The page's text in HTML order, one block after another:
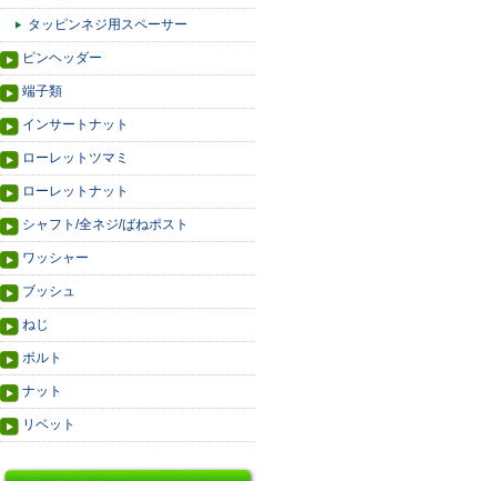
タッピンネジ用スペーサー
ピンヘッダー
端子類
インサートナット
ローレットツマミ
ローレットナット
シャフト/全ネジ/ばねポスト
ワッシャー
ブッシュ
ねじ
ボルト
ナット
リベット